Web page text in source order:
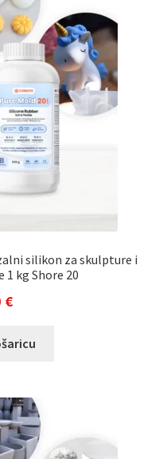
silikon za skulpture i
kg Shore 20
€